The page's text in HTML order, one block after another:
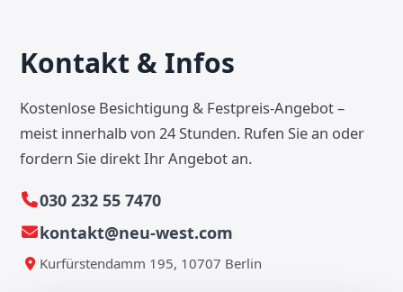
Kontakt & Infos
Kostenlose Besichtigung & Festpreis-Angebot –
meist innerhalb von 24 Stunden. Rufen Sie an oder
fordern Sie direkt Ihr Angebot an.
030 232 55 7470
kontakt@neu-west.com
Kurfürstendamm 195, 10707 Berlin